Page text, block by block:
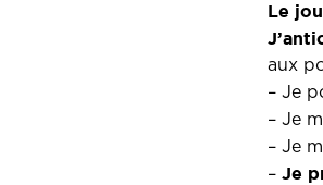
Le
aux
– Je
– Je
– Je
– Je